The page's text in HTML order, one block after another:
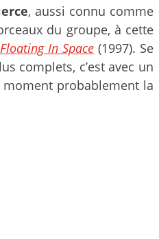
, aussi connu comme
du groupe, à cette
In Space(1997). Se
complets, c’est avec un
moment probablement la